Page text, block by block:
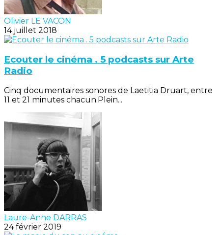
Olivier LE VACON
14 juillet 2018
Ecouter le cinéma . 5 podcasts sur Arte
Radio
Cinq documentaires sonores de Laetitia Druart, entre
11 et 21 minutes chacun.Plein...
Laure-Anne DARRAS
24 février 2019